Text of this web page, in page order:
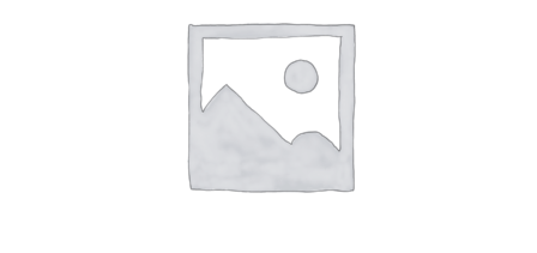
SHTOJE NË SHPORTË